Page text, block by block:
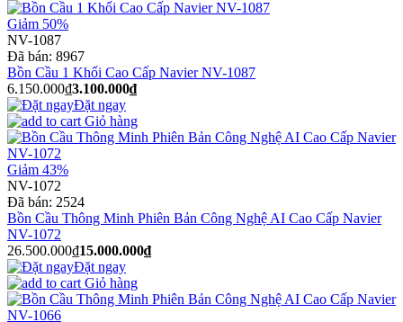
Giảm 50%
NV-1087
Đã bán: 8967
Bồn Cầu 1 Khối Cao Cấp Navier NV-1087
6.150.000₫3.100.000₫
Đặt ngay
Giỏ hàng
Giảm 43%
NV-1072
Đã bán: 2524
Bồn Cầu Thông Minh Phiên Bản Công Nghệ AI Cao Cấp Navier
NV-1072
26.500.000₫15.000.000₫
Đặt ngay
Giỏ hàng